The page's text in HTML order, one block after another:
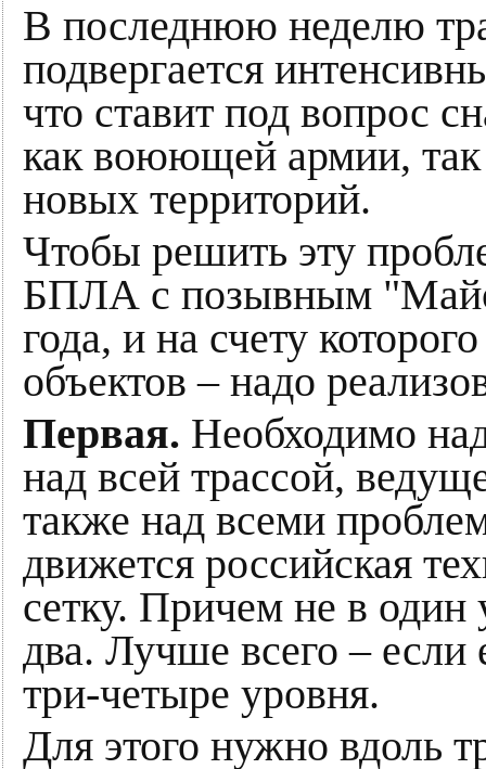
В последнюю неделю
подвергается
что ставит под вопрос
как воюющей армии,
новых территорий.
Чтобы решить эту
БПЛА с позывным
года, и на счету
объектов – надо
Первая. Необходимо
над всей трассой,
также над всеми
движется российская
сетку. Причем не в
два. Лучше всего – если
три-четыре уровня.
Для этого нужно вдоль